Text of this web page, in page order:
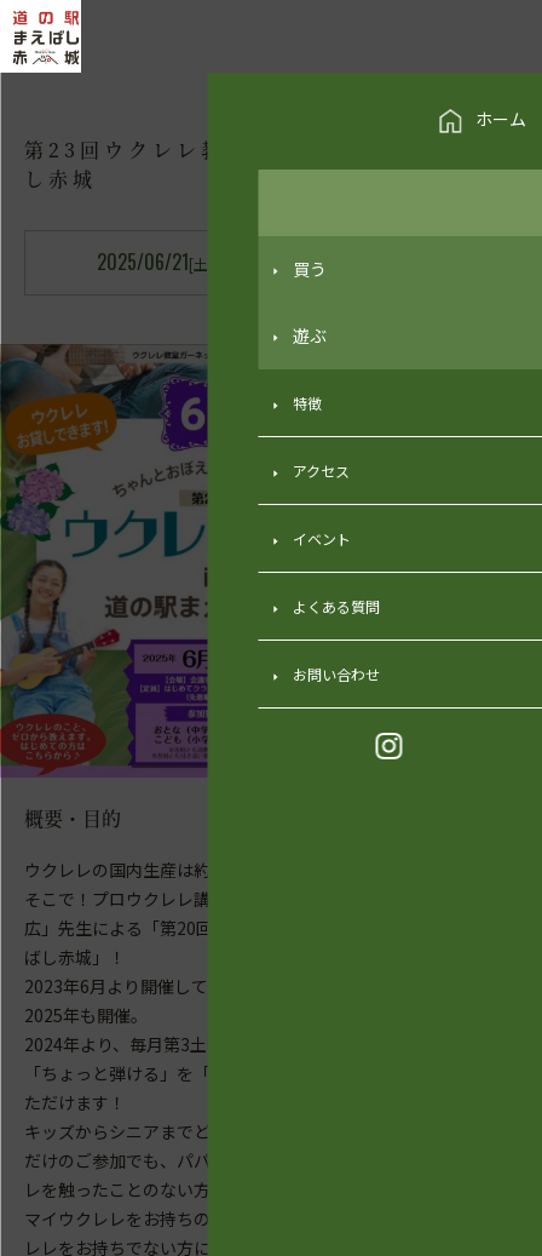
ホーム
買う
遊ぶ
特徴
アクセス
イベント
よくある質問
お問い合わせ
第23回ウクレレ教室in道の駅まえば
し赤城
2025/06/21[土] 2025/06/21
概要・目的
ウクレレの国内生産は約7割以上が群馬県！
そこで！プロウクレレ講師「Ukulelegarnet加藤和
広」先生による「第20回ウクレレ教室in道の駅まえ
ばし赤城」！
2023年6月より開催している毎回大盛況の人気講座を
2025年も開催。
2024年より、毎月第3土曜日に、いよいよ定期開催!
「ちょっと弾ける」を「ちゃんと弾ける」へご指導い
ただけます！
キッズからシニアまでどなたでもご参加OK。キッズ
だけのご参加でも、パパママと一緒でもOK。ウクレ
レを触ったことのない方ももちろん大歓迎！
マイウクレレをお持ちの方はお持ちください。（ウク
レレをお持ちでない方にはお貸しします！）
イベント情報
EVENT INFORMATION